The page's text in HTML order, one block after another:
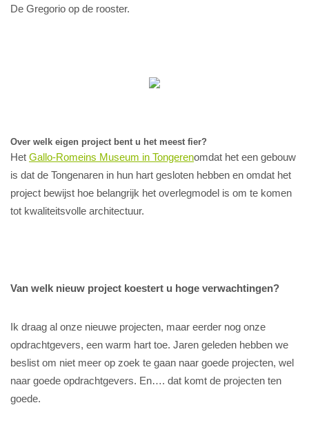
De Gregorio op de rooster.
Over welk eigen project bent u het meest fier?
Het Gallo-Romeins Museum in Tongerenomdat het een gebouw
is dat de Tongenaren in hun hart gesloten hebben en omdat het
project bewijst hoe belangrijk het overlegmodel is om te komen
tot kwaliteitsvolle architectuur.
Van welk nieuw project koestert u hoge verwachtingen?
Ik draag al onze nieuwe projecten, maar eerder nog onze
opdrachtgevers, een warm hart toe. Jaren geleden hebben we
beslist om niet meer op zoek te gaan naar goede projecten, wel
naar goede opdrachtgevers. En…. dat komt de projecten ten
goede.